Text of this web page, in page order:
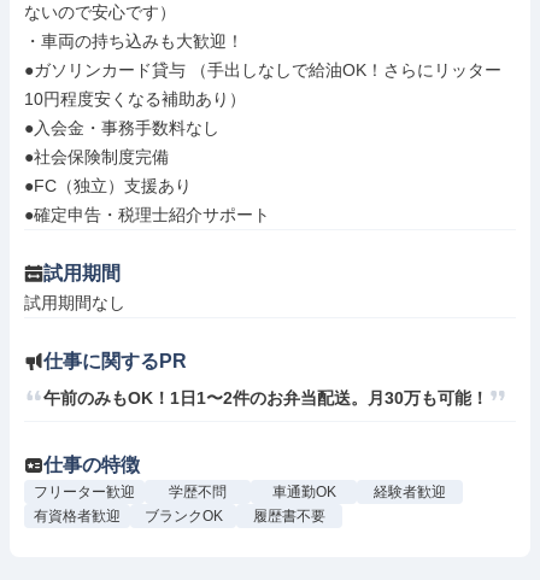
ないので安心です）
・車両の持ち込みも大歓迎！
●ガソリンカード貸与 （手出しなしで給油OK！さらにリッター
10円程度安くなる補助あり）
●入会金・事務手数料なし
●社会保険制度完備
●FC（独立）支援あり
●確定申告・税理士紹介サポート
試用期間
試用期間なし
仕事に関するPR
午前のみもOK！1日1〜2件のお弁当配送。月30万も可能！
仕事の特徴
フリーター歓迎 学歴不問 車通勤OK
経験者歓迎
有資格者歓迎
ブランクOK 履歴書不要